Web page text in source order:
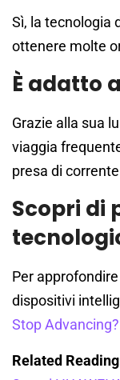
Sì, la tecnologia
ottenere molte
È adatto
Grazie alla sua
viaggia
presa di
Scopri di
Per
dispositivi
Stop Advancing?
Related